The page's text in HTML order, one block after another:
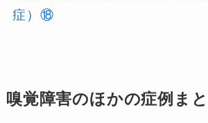
症）⑱
嗅覚障害のほかの症例ま